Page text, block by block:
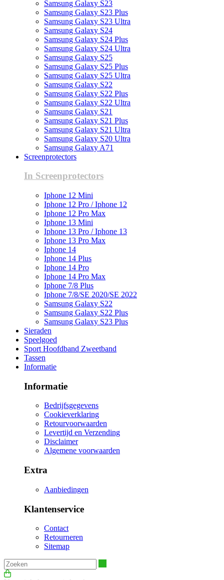
Samsung Galaxy S23
Samsung Galaxy S23 Plus
Samsung Galaxy S23 Ultra
Samsung Galaxy S24
Samsung Galaxy S24 Plus
Samsung Galaxy S24 Ultra
Samsung Galaxy S25
Samsung Galaxy S25 Plus
Samsung Galaxy S25 Ultra
Samsung Galaxy S22
Samsung Galaxy S22 Plus
Samsung Galaxy S22 Ultra
Samsung Galaxy S21
Samsung Galaxy S21 Plus
Samsung Galaxy S21 Ultra
Samsung Galaxy S20 Ultra
Samsung Galaxy A71
Screenprotectors
In Screenprotectors
Iphone 12 Mini
Iphone 12 Pro / Iphone 12
Iphone 12 Pro Max
Iphone 13 Mini
Iphone 13 Pro / Iphone 13
Iphone 13 Pro Max
Iphone 14
Iphone 14 Plus
Iphone 14 Pro
Iphone 14 Pro Max
Iphone 7/8 Plus
Iphone 7/8/SE 2020/SE 2022
Samsung Galaxy S22
Samsung Galaxy S22 Plus
Samsung Galaxy S23 Plus
Sieraden
Speelgoed
Sport Hoofdband Zweetband
Tassen
Informatie
Informatie
Bedrijfsgegevens
Cookieverklaring
Retourvoorwaarden
Levertijd en Verzending
Disclaimer
Algemene voorwaarden
Extra
Aanbiedingen
Klantenservice
Contact
Retourneren
Sitemap